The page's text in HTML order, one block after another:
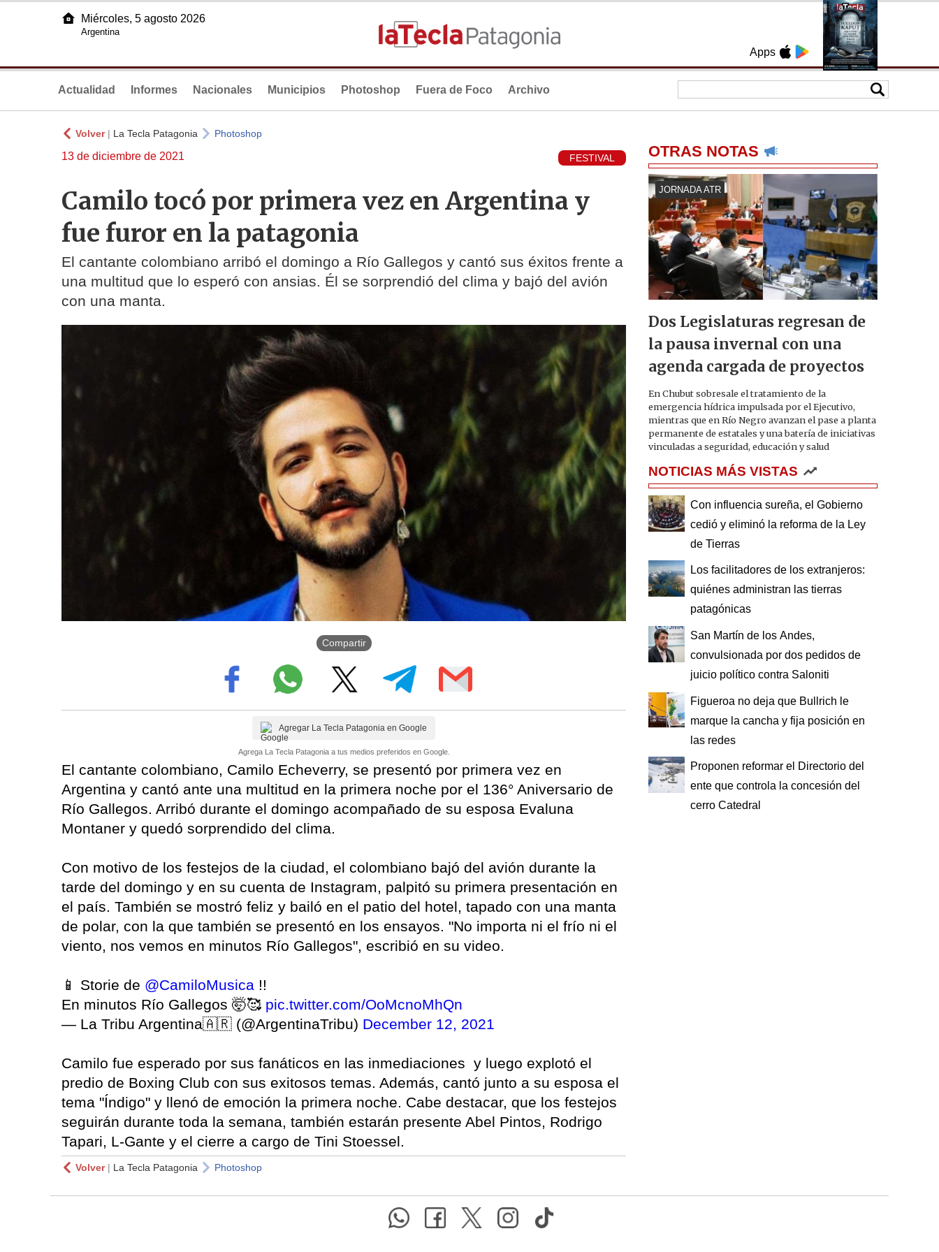
Apps
Miércoles, 5 agosto 2026
Argentina
Actualidad Informes Nacionales Municipios Photoshop Fuera de Foco Archivo
Volver| La Tecla Patagonia Photoshop
13 de diciembre de 2021 FESTIVAL
Camilo tocó por primera vez en Argentina y
fue furor en la patagonia
El cantante colombiano arribó el domingo a Río Gallegos y cantó sus éxitos frente a
una multitud que lo esperó con ansias. Él se sorprendió del clima y bajó del avión
con una manta.
Compartir
Agregar La Tecla Patagonia en Google
Agrega La Tecla Patagonia a tus medios preferidos en Google.
El cantante colombiano, Camilo Echeverry, se presentó por primera vez en
Argentina y cantó ante una multitud en la primera noche por el 136° Aniversario de
Río Gallegos. Arribó durante el domingo acompañado de su esposa Evaluna
Montaner y quedó sorprendido del clima.
Con motivo de los festejos de la ciudad, el colombiano bajó del avión durante la
tarde del domingo y en su cuenta de Instagram, palpitó su primera presentación en
el país. También se mostró feliz y bailó en el patio del hotel, tapado con una manta
de polar, con la que también se presentó en los ensayos. "No importa ni el frío ni el
viento, nos vemos en minutos Río Gallegos", escribió en su video.
📱 Storie de @CamiloMusica !!
En minutos Río Gallegos 🤯🥰 pic.twitter.com/OoMcnoMhQn
— La Tribu Argentina🇦🇷 (@ArgentinaTribu) December 12, 2021
Camilo fue esperado por sus fanáticos en las inmediaciones y luego explotó el
predio de Boxing Club con sus exitosos temas. Además, cantó junto a su esposa el
tema "Índigo" y llenó de emoción la primera noche. Cabe destacar, que los festejos
seguirán durante toda la semana, también estarán presente Abel Pintos, Rodrigo
Tapari, L-Gante y el cierre a cargo de Tini Stoessel.
Volver| La Tecla Patagonia Photoshop
OTRAS NOTAS
JORNADA ATR
Dos Legislaturas regresan de
la pausa invernal con una
agenda cargada de proyectos
En Chubut sobresale el tratamiento de la
emergencia hídrica impulsada por el Ejecutivo,
mientras que en Río Negro avanzan el pase a planta
permanente de estatales y una batería de iniciativas
vinculadas a seguridad, educación y salud
NOTICIAS MÁS VISTAS
Con influencia sureña, el Gobierno
cedió y eliminó la reforma de la Ley
de Tierras
Los facilitadores de los extranjeros:
quiénes administran las tierras
patagónicas
San Martín de los Andes,
convulsionada por dos pedidos de
juicio político contra Saloniti
Figueroa no deja que Bullrich le
marque la cancha y fija posición en
las redes
Proponen reformar el Directorio del
ente que controla la concesión del
cerro Catedral